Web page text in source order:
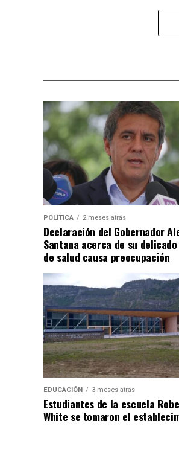
POLÍTICA 2 meses atrás
Declaración del Gobernador
Santana acerca de su
de salud causa preocupación
EDUCACIÓN 3 meses atrás
Estudiantes de la escuela
White se tomaron el